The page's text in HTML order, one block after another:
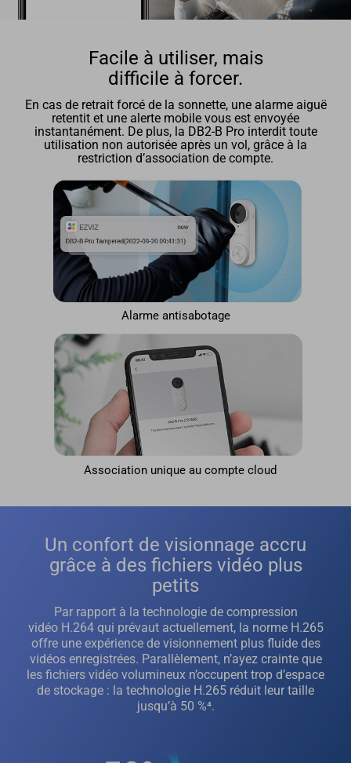
Facile à utiliser, mais
difficile à forcer.
En cas de retrait forcé de la sonnette, une alarme aiguë
retentit et une alerte mobile vous est envoyée
instantanément. De plus, la DB2-B Pro interdit toute
utilisation non autorisée après un vol, grâce à la
restriction d’association de compte.
Alarme antisabotage
Association unique au compte cloud
Un confort de visionnage accru
grâce à des fichiers vidéo plus
petits
Par rapport à la technologie de compression
vidéo H.264 qui prévaut actuellement, la norme H.265
offre une expérience de visionnement plus fluide des
vidéos enregistrées. Parallèlement, n’ayez crainte que
les fichiers vidéo volumineux n’occupent trop d’espace
de stockage : la technologie H.265 réduit leur taille
jusqu’à 50 %⁴.